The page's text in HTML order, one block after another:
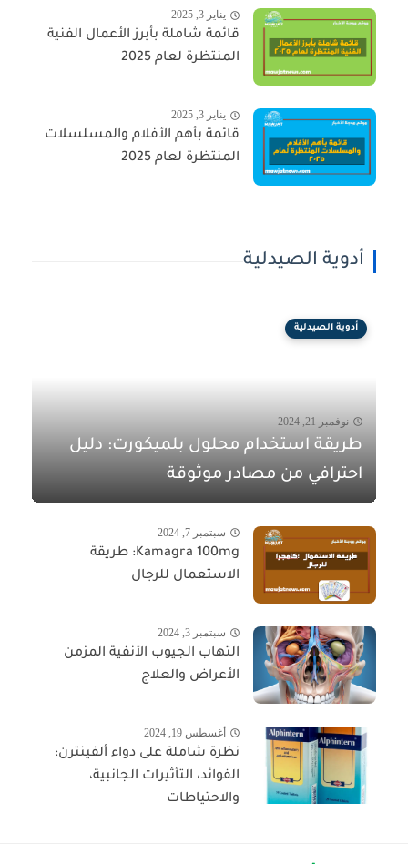
يناير 3, 2025
قائمة شاملة بأبرز الأعمال الفنية
المنتظرة لعام 2025
يناير 3, 2025
قائمة بأهم الأفلام والمسلسلات
المنتظرة لعام 2025
أدوية الصيدلية
أدوية الصيدلية
نوفمبر 21, 2024
طريقة استخدام محلول بلميكورت: دليل
احترافي من مصادر موثوقة
سبتمبر 7, 2024
Kamagra 100mg: طريقة
الاستعمال للرجال
سبتمبر 3, 2024
التهاب الجيوب الأنفية المزمن
الأعراض والعلاج
أغسطس 19, 2024
نظرة شاملة على دواء ألفينترن:
الفوائد، التأثيرات الجانبية،
والاحتياطات